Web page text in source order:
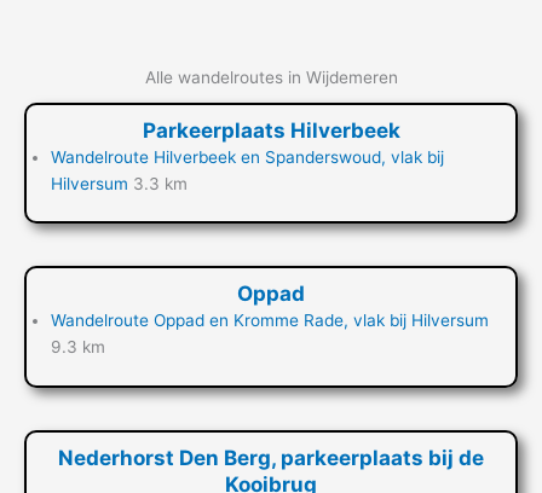
Alle wandelroutes in Wijdemeren
Parkeerplaats Hilverbeek
Wandelroute Hilverbeek en Spanderswoud, vlak bij
Hilversum 3.3 km
Oppad
Wandelroute Oppad en Kromme Rade, vlak bij Hilversum
9.3 km
Nederhorst Den Berg, parkeerplaats bij de
Kooibrug